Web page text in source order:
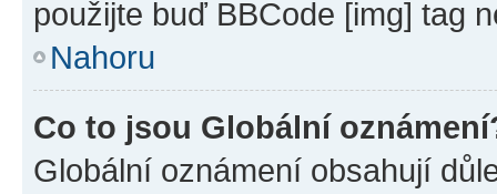
použijte buď BBCode [img] tag
Nahoru
Co to jsou Globální
Globální oznámení obsahují